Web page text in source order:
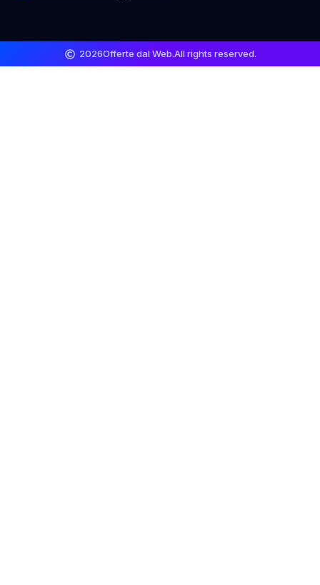
2026Offerte dal Web.All rights reserved.